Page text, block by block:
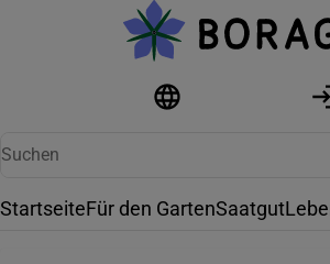
StartseiteFür den GartenSaatgut